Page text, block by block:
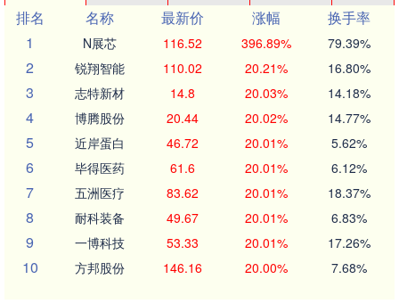
排名
名称 最新价 涨幅
换手率
1
N展芯 116.52 396.89% 79.39%
2 锐翔智能 110.02 20.21% 16.80%
3 志特新材 14.8 20.03% 14.18%
4 博腾股份 20.44 20.02% 14.77%
5 近岸蛋白 46.72 20.01% 5.62%
6 毕得医药 61.6 20.01% 6.12%
7 五洲医疗 83.62 20.01% 18.37%
8 耐科装备 49.67 20.01% 6.83%
9 一博科技 53.33 20.01% 17.26%
10 方邦股份 146.16 20.00% 7.68%